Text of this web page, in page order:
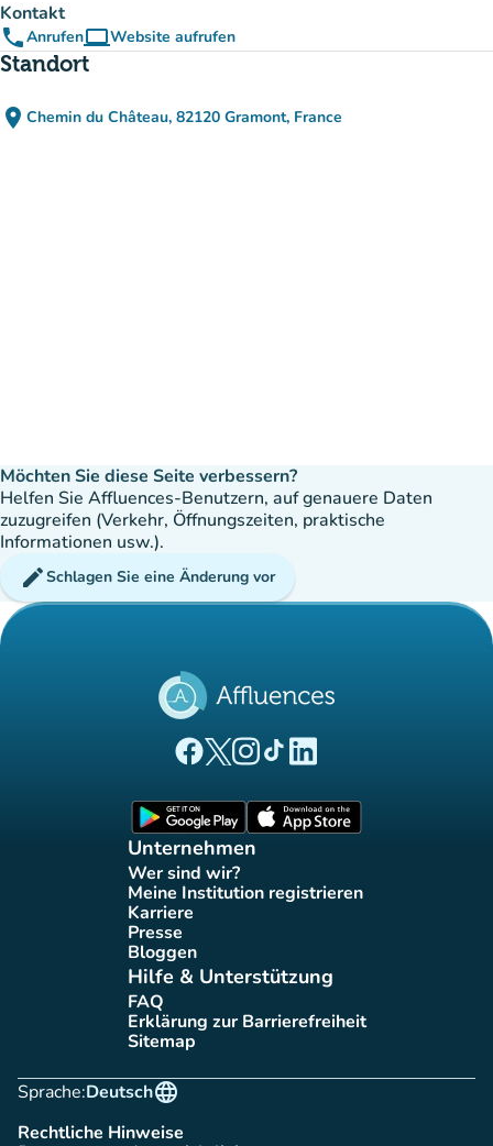
Kontakt
phoneAnrufencomputerWebsite aufrufen
(new tab)
Standort
place Chemin du Château, 82120 Gramont, France
(in Google Maps öffnen)
(new tab)
Möchten Sie diese Seite verbessern?
Helfen Sie Affluences-Benutzern, auf genauere Daten
zuzugreifen (Verkehr, Öffnungszeiten, praktische
Informationen usw.).
editSchlagen Sie eine Änderung vor
(new tab)
(new tab)
(new tab)(new tab)
(new tab)
Unternehmen
Wer sind wir?
(new tab)
Meine Institution registrieren
(new tab)
Karriere(new tab)
Presse(new tab)
Bloggen
(new tab)
Hilfe & Unterstützung
FAQ(new tab)
Erklärung zur Barrierefreiheit
(new tab)
Sitemap(new tab)
Sprache:
language
Deutsch
Rechtliche Hinweise